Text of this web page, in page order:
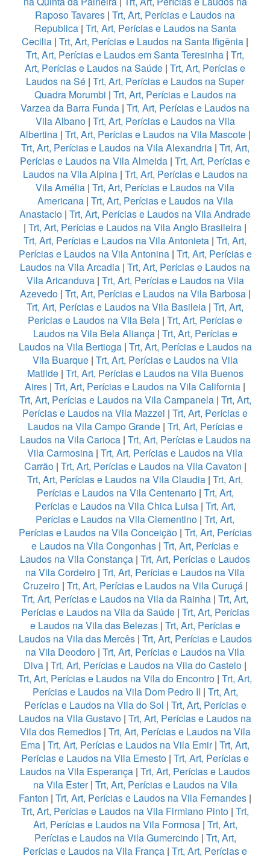
Raposo Tavares | Trt, Art, Perícias e Laudos na
Republica| Trt, Art, Perícias e Laudos na Santa
Cecilia | Trt, Art, Perícias e Laudos na Santa Ifigênia |
Trt, Art, Perícias e Laudos em Santa Teresinha | Trt,
Art, Perícias e Laudos na Saúde | Trt, Art, Perícias e
Laudos na Sé | Trt, Art, Perícias e Laudos na Super
Quadra Morumbi | Trt, Art, Perícias e Laudos na
Varzea da Barra Funda | Trt, Art, Perícias e Laudos na
Vila Albano| Trt, Art, Perícias e Laudos na Vila
Albertina | Trt, Art, Perícias e Laudos na Vila Mascote |
Trt, Art, Perícias e Laudos na Vila Alexandria| Trt, Art,
Perícias e Laudos na Vila Almeida | Trt, Art, Perícias e
Laudos na Vila Alpina | Trt, Art, Perícias e Laudos na
Vila Amélia | Trt, Art, Perícias e Laudos na Vila
Americana| Trt, Art, Perícias e Laudos na Vila
Anastacio | Trt, Art, Perícias e Laudos na Vila Andrade
| Trt, Art, Perícias e Laudos na Vila Anglo Brasileira |
Trt, Art, Perícias e Laudos na Vila Antonieta | Trt, Art,
Perícias e Laudos na Vila Antonina| Trt, Art, Perícias e
Laudos na Vila Arcadia | Trt, Art, Perícias e Laudos na
Vila Aricanduva| Trt, Art, Perícias e Laudos na Vila
Azevedo| Trt, Art, Perícias e Laudos na Vila Barbosa|
Trt, Art, Perícias e Laudos na Vila Basileia | Trt, Art,
Perícias e Laudos na Vila Bela | Trt, Art, Perícias e
Laudos na Vila Bela Aliança| Trt, Art, Perícias e
Laudos na Vila Bertioga| Trt, Art, Perícias e Laudos na
Vila Buarque| Trt, Art, Perícias e Laudos na Vila
Matilde| Trt, Art, Perícias e Laudos na Vila Buenos
Aires | Trt, Art, Perícias e Laudos na Vila California |
Trt, Art, Perícias e Laudos na Vila Campanela| Trt, Art,
Perícias e Laudos na Vila Mazzei | Trt, Art, Perícias e
Laudos na Vila Campo Grande| Trt, Art, Perícias e
Laudos na Vila Carioca| Trt, Art, Perícias e Laudos na
Vila Carmosina | Trt, Art, Perícias e Laudos na Vila
Carrão| Trt, Art, Perícias e Laudos na Vila Cavaton |
Trt, Art, Perícias e Laudos na Vila Claudia | Trt, Art,
Perícias e Laudos na Vila Centenario| Trt, Art,
Perícias e Laudos na Vila Chica Luisa | Trt, Art,
Perícias e Laudos na Vila Clementino | Trt, Art,
Perícias e Laudos na Vila Conceição| Trt, Art, Perícias
e Laudos na Vila Congonhas | Trt, Art, Perícias e
Laudos na Vila Constança | Trt, Art, Perícias e Laudos
na Vila Cordeiro | Trt, Art, Perícias e Laudos na Vila
Cruzeiro | Trt, Art, Perícias e Laudos na Vila Curuçá |
Trt, Art, Perícias e Laudos na Vila da Rainha | Trt, Art,
Perícias e Laudos na Vila da Saúde| Trt, Art, Perícias
e Laudos na Vila das Belezas| Trt, Art, Perícias e
Laudos na Vila das Mercês| Trt, Art, Perícias e Laudos
na Vila Deodoro | Trt, Art, Perícias e Laudos na Vila
Diva | Trt, Art, Perícias e Laudos na Vila do Castelo |
Trt, Art, Perícias e Laudos na Vila do Encontro | Trt, Art,
Perícias e Laudos na Vila Dom Pedro II | Trt, Art,
Perícias e Laudos na Vila do Sol | Trt, Art, Perícias e
Laudos na Vila Gustavo | Trt, Art, Perícias e Laudos na
Vila dos Remedios| Trt, Art, Perícias e Laudos na Vila
Ema | Trt, Art, Perícias e Laudos na Vila Emir| Trt, Art,
Perícias e Laudos na Vila Ernesto | Trt, Art, Perícias e
Laudos na Vila Esperança | Trt, Art, Perícias e Laudos
na Vila Ester| Trt, Art, Perícias e Laudos na Vila
Fanton | Trt, Art, Perícias e Laudos na Vila Fernandes |
Trt, Art, Perícias e Laudos na Vila Firmiano Pinto | Trt,
Art, Perícias e Laudos na Vila Formosa| Trt, Art,
Perícias e Laudos na Vila Gumercindo| Trt, Art,
Perícias e Laudos na Vila França | Trt, Art, Perícias e